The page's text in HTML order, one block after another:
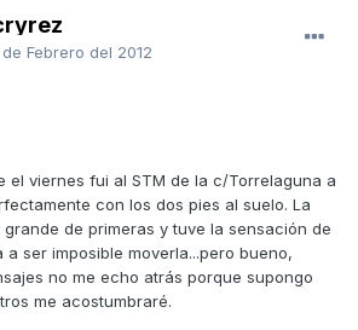
Febrero del 2012
el viernes fui al STM de la c/Torrelaguna a
con los dos pies al suelo. La
de primeras y tuve la sensación de
ser imposible moverla...pero bueno,
no me echo atrás porque supongo
me acostumbraré.